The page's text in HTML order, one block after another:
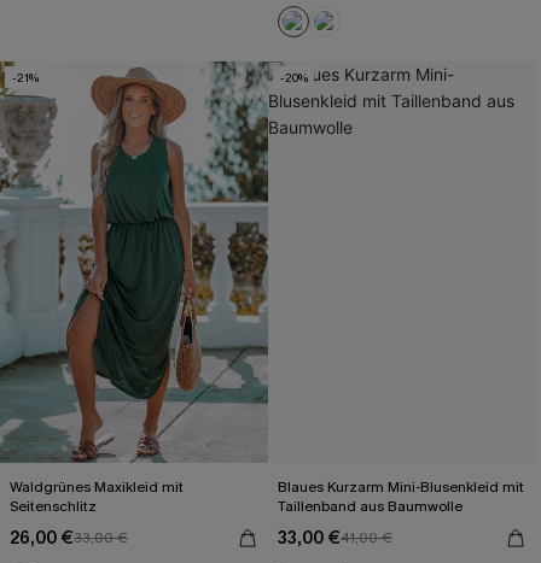
-21%
Waldgrünes Maxikleid mit
Seitenschlitz
26,00 €33,00 €
-20%
Blaues Kurzarm Mini-Blusenkleid mit
Taillenband aus Baumwolle
33,00 €41,00 €